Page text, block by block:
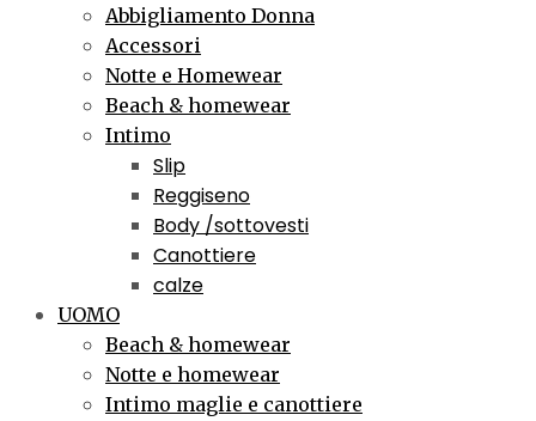
Abbigliamento Donna
Accessori
Notte e Homewear
Beach & homewear
Intimo
Slip
Reggiseno
Body /sottovesti
Canottiere
calze
UOMO
Beach & homewear
Notte e homewear
Intimo maglie e canottiere